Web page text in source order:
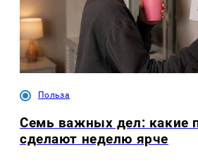
Польза
Семь важных дел: какие
сделают неделю ярче